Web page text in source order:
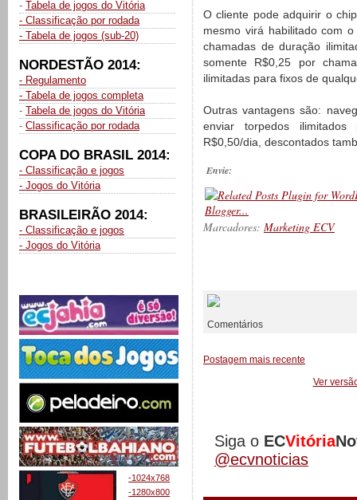
- Tabela de jogos do Vitória
- Classificação por rodada
- Tabela de jogos (sub-20)
NORDESTÃO 2014:
- Regulamento
- Tabela de jogos completa
- Tabela de jogos do Vitória
- Classificação por rodada
COPA DO BRASIL 2014:
- Classificação e jogos
- Jogos do Vitória
BRASILEIRÃO 2014:
- Classificação e jogos
- Jogos do Vitória
-1024x768
-1280x800
O cliente pode adquirir o
mesmo virá habilitado com
chamadas de duração
somente R$0,25 por
ilimitadas para fixos de
Outras vantagens são:
enviar torpedos
R$0,50/dia, descontados
Envie:
Marcadores: Marketing ECV
Comentários
Postagem mais recente
Ver
Siga o ECVitória
@ecvnoticias